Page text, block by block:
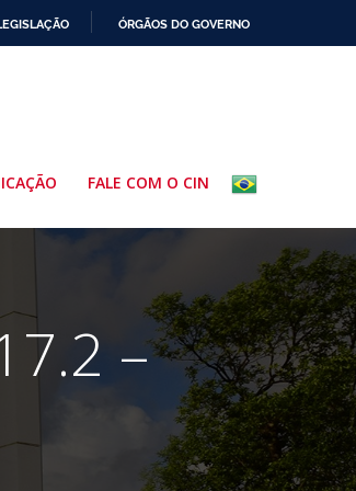
ÓRGÃOS DO GOVERNO
FALE COM O CIN
–